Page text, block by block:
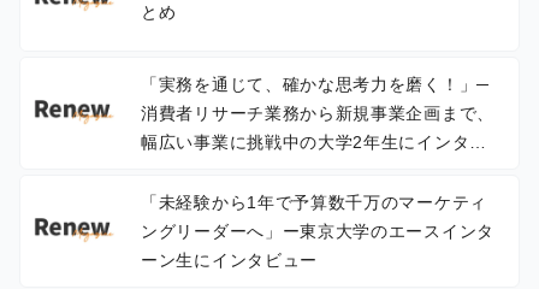
とめ
「実務を通じて、確かな思考力を磨く！」─
消費者リサーチ業務から新規事業企画まで、
幅広い事業に挑戦中の大学2年生にインタビ
「未経験から1年で予算数千万のマーケティ
ングリーダーへ」ー東京大学のエースインタ
ーン生にインタビュー